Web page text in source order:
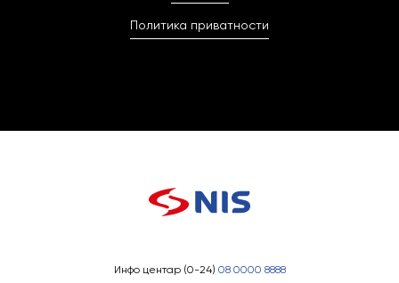
Политика приватности
Инфо центар (0-24) 08 0000 8888